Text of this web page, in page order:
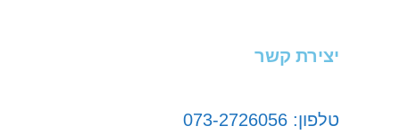
יצירת קשר
טלפון: 073-2726056